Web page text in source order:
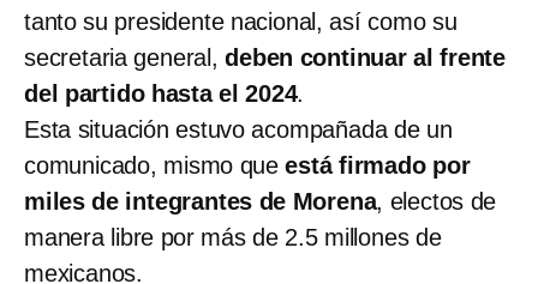
tanto su presidente nacional, así como su
secretaria general,deben continuar al frente
del partido hasta el 2024.
Esta situación estuvo acompañada de un
comunicado, mismo queestá firmado por
miles de integrantes de Morena, electos de
manera libre por más de 2.5 millones de
mexicanos.